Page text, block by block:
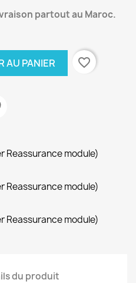
partout au Maroc.
AU PANIER favorite_border
Reassurance module)
Reassurance module)
Reassurance module)
du produit